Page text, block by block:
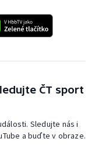
ČT sport
Sledujte nás i
a buďte v obraze.